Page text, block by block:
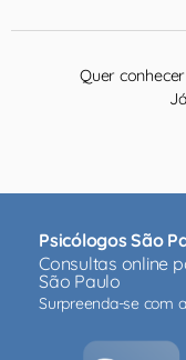
Quer
Psicólogos São
Consultas online
São Paulo
Surpreenda-se com